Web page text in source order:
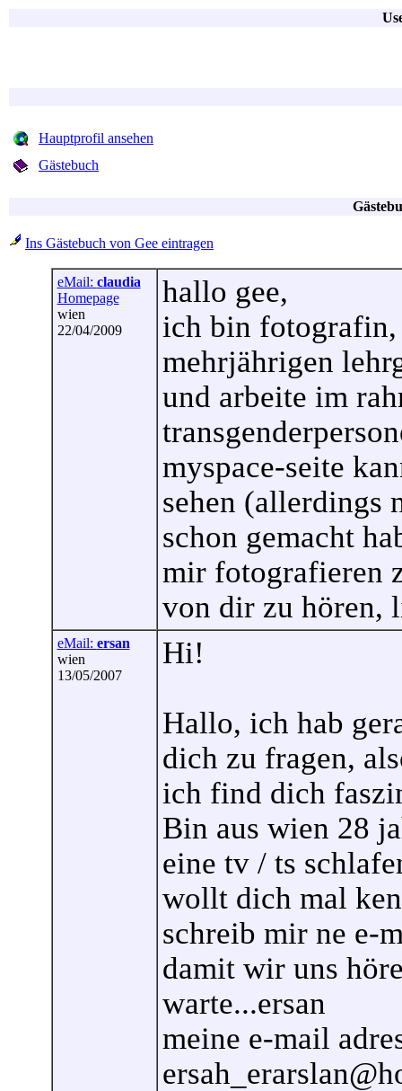
Hauptprofil ansehen
Gästebuch
Ins Gästebuch von Gee eintragen
eMail: claudia
Homepage
wien
22/04/2009
hallo gee,
ich bin fotografin,
mehrjährigen
und arbeite im
myspace-seite
sehen (allerdings
schon gemacht
mir fotografieren
von dir zu hören,
eMail: ersan
wien
13/05/2007
Hi!
Hallo, ich hab
dich zu fragen,
ich find dich
Bin aus wien 28
eine tv / ts
wollt dich mal
schreib mir ne e-
damit wir uns
warte...ersan
meine e-mail